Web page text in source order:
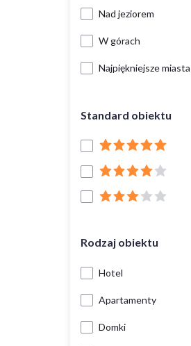
Nad jeziorem
W górach
Najpiękniejsze miasta
Standard obiektu
Rodzaj obiektu
Hotel
Apartamenty
Domki